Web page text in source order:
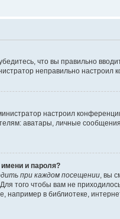
что вы правильно
неправильно
настроил
аватары, личные
и пароля?
при каждом посещении, вы
того чтобы вам не
например в библиотеке,